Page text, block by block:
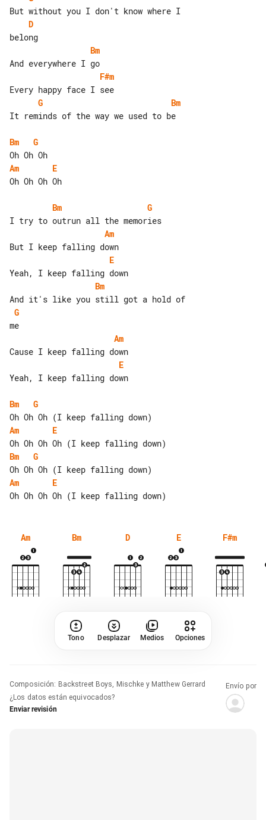
D
Bm
F#m
G
Bm
It reminds of the way we used to be
Bm
G
Am
E
Oh Oh Oh Oh
Bm
G
Am
E
Bm
G
Am
E
Yeah, I keep falling down
Bm
G
Am
E
Bm
G
Am
E
Am Bm D E F#m
Tono Desplazar Medios Opciones
Composición: Backstreet Boys, Mischke y Matthew Gerrard
¿Los datos están equivocados?
Enviar revisión
Envío por